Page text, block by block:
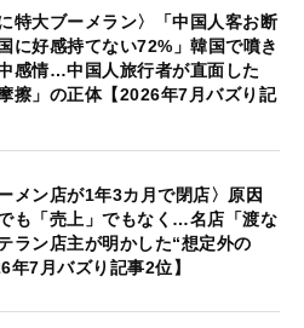
特大ブーメラン〉「中国人客お断
に好感持てない72%」韓国で噴き
感情…中国人旅行者が直面した
摩擦」の正体【2026年7月バズり記
メン店が1年3カ月で閉店〉原因
も「売上」でもなく…名店「渡な
ラン店主が明かした“想定外の
年7月バズり記事2位】